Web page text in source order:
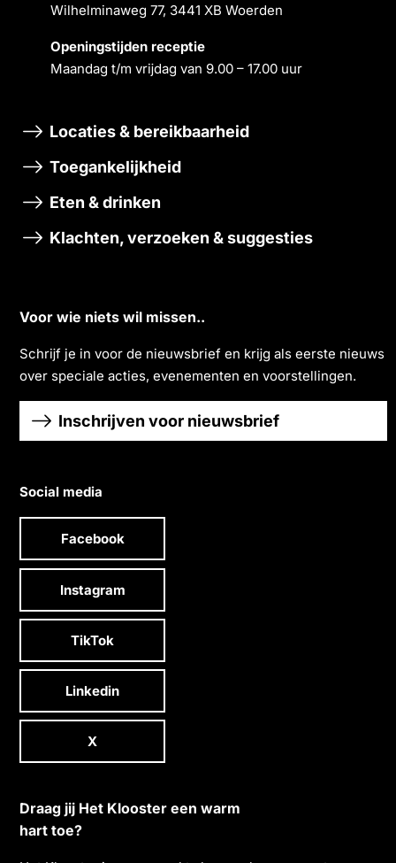
Wilhelminaweg 77, 3441 XB Woerden
Openingstĳden receptie
Maandag t/m vrĳdag van 9.00 – 17.00 uur
Locaties & bereikbaarheid
Toegankelijkheid
Eten & drinken
Klachten, verzoeken & suggesties
Voor wie niets wil missen..
Schrĳf je in voor de nieuwsbrief en krĳg als eerste nieuws
over speciale acties, evenementen en voorstellingen.
Inschrijven voor nieuwsbrief
Social media
Facebook
Instagram
TikTok
Linkedin
X
Draag jij Het Klooster een warm
hart toe?